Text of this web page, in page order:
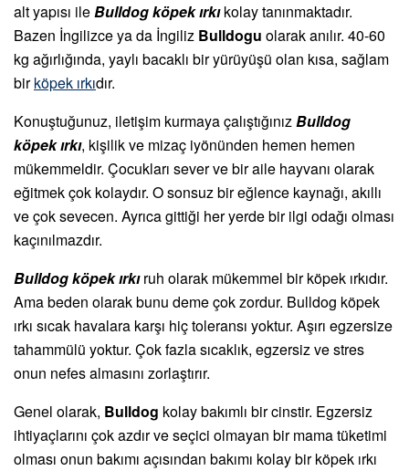
alt yapısı ileBulldog köpek ırkıkolay tanınmaktadır.
Bazen İngilizce ya da İngiliz Bulldogu olarak anılır. 40-60
kg ağırlığında, yaylı bacaklı bir yürüyüşü olan kısa, sağlam
birköpek ırkıdır.
Konuştuğunuz, iletişim kurmaya çalıştığınızBulldog
köpek ırkı, kişilik ve mizaç iyönünden hemen hemen
mükemmeldir. Çocukları sever ve bir aile hayvanı olarak
eğitmek çok kolaydır. O sonsuz bir eğlence kaynağı, akıllı
ve çok sevecen. Ayrıca gittiği her yerde bir ilgi odağı olması
kaçınılmazdır.
Bulldog köpek ırkıruh olarak mükemmel bir köpek ırkıdır.
Ama beden olarak bunu deme çok zordur. Bulldog köpek
ırkı sıcak havalara karşı hiç toleransı yoktur. Aşırı egzersize
tahammülü yoktur. Çok fazla sıcaklık, egzersiz ve stres
onun nefes almasını zorlaştırır.
Genel olarak, Bulldog kolay bakımlı bir cinstir. Egzersiz
ihtiyaçlarını çok azdır ve seçici olmayan bir mama tüketimi
olması onun bakımı açısından bakımı kolay bir köpek ırkı